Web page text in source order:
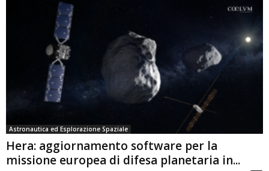
Astronautica ed Esplorazione Spaziale
Hera: aggiornamento software per la
missione europea di difesa planetaria in...